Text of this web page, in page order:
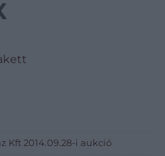
Kft 2014.09.28-i aukció